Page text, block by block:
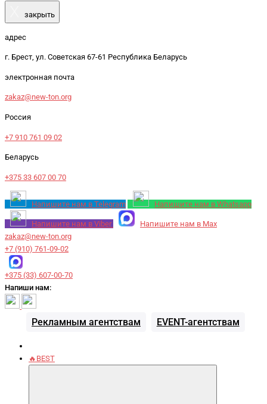
закрыть
адрес
г. Брест, ул. Советская 67-61 Республика Беларусь
электронная почта
zakaz@new-ton.org
Россия
+7 910 761 09 02
Беларусь
+375 33 607 00 70
Напишите нам в Telegram Напишите нам в Whatsapp
Напишите нам в Viber
Напишите нам в Max
zakaz@new-ton.org
+7 (910) 761-09-02
+375 (33) 607-00-70
Напиши нам:
Рекламным агентствам EVENT-агентствам
🔥BEST